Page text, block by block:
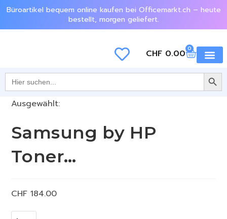
Büroartikel bequem online kaufen bei Officemarkt.ch – heute
bestellt, morgen geliefert.
CHF 0.00 0
Search
for:
SEARCH
Ausgewählt:
Samsung by HP
Toner…
CHF 184.00